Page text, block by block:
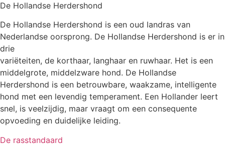
De Hollandse Herdershond
De Hollandse Herdershond is een oud landras van
Nederlandse oorsprong. De Hollandse Herdershond is er in
drie
variëteiten, de korthaar, langhaar en ruwhaar. Het is een
middelgrote, middelzware hond. De Hollandse
Herdershond is een betrouwbare, waakzame, intelligente
hond met een levendig temperament. Een Hollander leert
snel, is veelzijdig, maar vraagt om een consequente
opvoeding en duidelijke leiding.
De rasstandaard